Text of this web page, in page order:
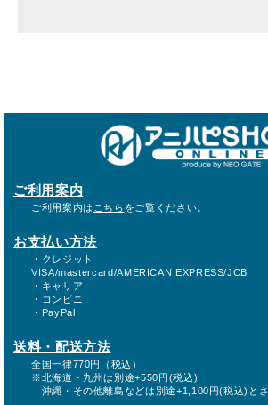
ご利用案内
ご利用案内は こちら をご覧ください。
お支払い方法
・クレジット
VISA/mastercard/AMERICAN EXPRESS/JCB
・キャリア
・コンビニ
・PayPal
送料・配送方法
全国一律770円（税込）
※北海道・九州は別途+550円(税込)
沖縄・その他離島などは別途+1,100円(税込)とさ